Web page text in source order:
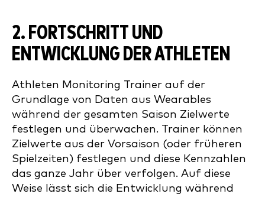
2. FORTSCHRITT UND
ENTWICKLUNG DER ATHLETEN
Athleten Monitoring Trainer auf der
Grundlage von Daten aus Wearables
während der gesamten Saison Zielwerte
festlegen und überwachen. Trainer können
Zielwerte aus der Vorsaison (oder früheren
Spielzeiten) festlegen und diese Kennzahlen
das ganze Jahr über verfolgen. Auf diese
Weise lässt sich die Entwicklung während